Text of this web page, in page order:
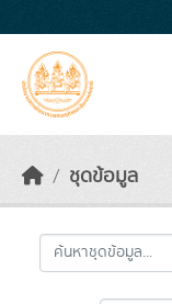
ชุดข้อมูล